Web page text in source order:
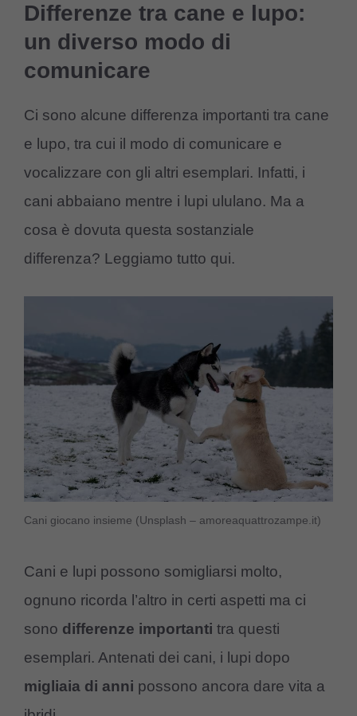
Differenze tra cane e lupo:
un diverso modo di
comunicare
Ci sono alcune differenza importanti tra cane
e lupo, tra cui il modo di comunicare e
vocalizzare con gli altri esemplari. Infatti, i
cani abbaiano mentre i lupi ululano. Ma a
cosa è dovuta questa sostanziale
differenza? Leggiamo tutto qui.
Cani giocano insieme (Unsplash – amoreaquattrozampe.it)
Cani e lupi possono somigliarsi molto,
ognuno ricorda l’altro in certi aspetti ma ci
sono differenze importanti tra questi
esemplari. Antenati dei cani, i lupi dopo
migliaia di anni possono ancora dare vita a